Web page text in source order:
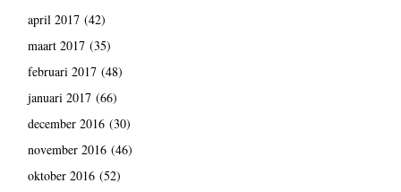
april 2017(42)
maart 2017(35)
februari 2017(48)
januari 2017(66)
december 2016(30)
november 2016(46)
oktober 2016(52)